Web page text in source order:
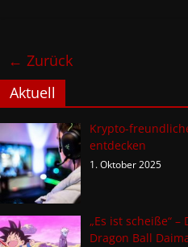
← Zurück
Aktuell
Krypto-
entdecken
1. Oktober 2025
„Es ist scheiße“
Dragon Ball